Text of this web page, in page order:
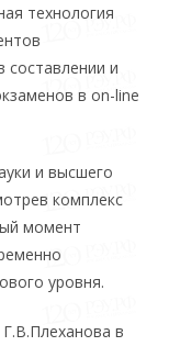
технология
и
в on-line
и высшего
комплекс
момент
уровня.
в